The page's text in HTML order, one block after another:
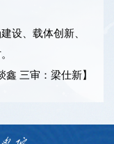
设、载体创新、
鑫 三审：梁仕新】